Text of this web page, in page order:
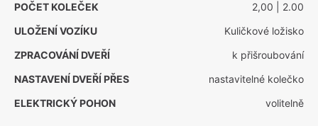
POČET KOLEČEK
2,00 | 2.00
ULOŽENÍ VOZÍKU
Kuličkové ložisko
ZPRACOVÁNÍ DVEŘÍ
k přišroubování
NASTAVENÍ DVEŘÍ PŘES
nastavitelné kolečko
ELEKTRICKÝ POHON
volitelně